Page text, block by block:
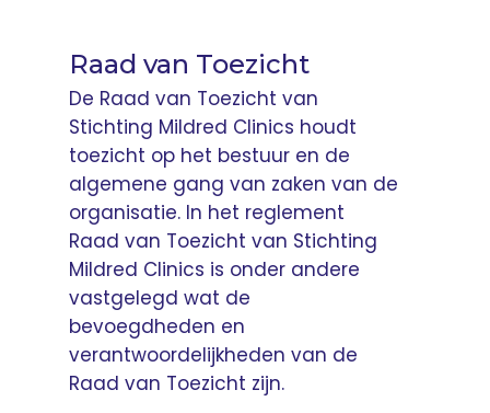
Raad van Toezicht
De Raad van Toezicht van
Stichting Mildred Clinics houdt
toezicht op het bestuur en de
algemene gang van zaken van de
organisatie. In het reglement
Raad van Toezicht van Stichting
Mildred Clinics is onder andere
vastgelegd wat de
bevoegdheden en
verantwoordelijkheden van de
Raad van Toezicht zijn.